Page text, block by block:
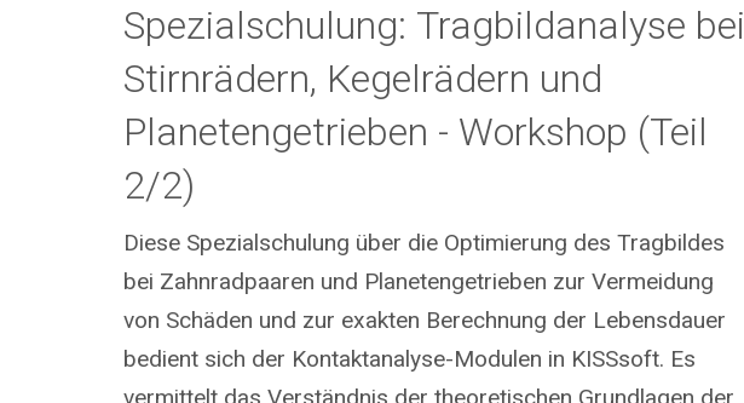
Spezialschulung: Tragbildanalyse bei
Stirnrädern, Kegelrädern und
Planetengetrieben - Workshop (Teil
2/2)
Diese Spezialschulung über die Optimierung des Tragbildes
bei Zahnradpaaren und Planetengetrieben zur Vermeidung
von Schäden und zur exakten Berechnung der Lebensdauer
bedient sich der Kontaktanalyse-Modulen in KISSsoft. Es